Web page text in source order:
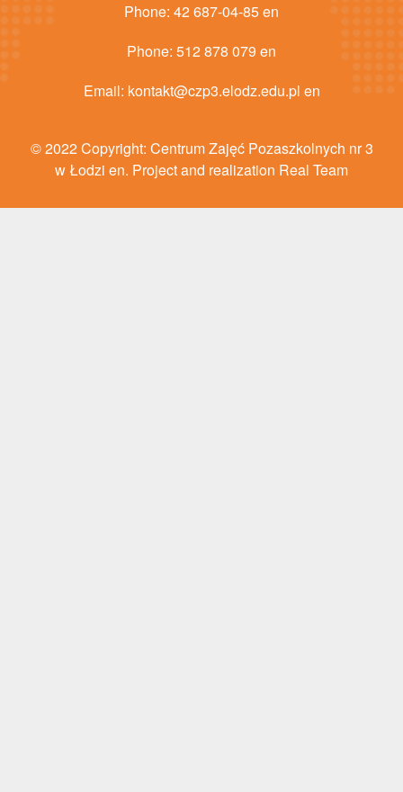
Phone: 42 687-04-85 en
Phone: 512 878 079 en
Email: kontakt@czp3.elodz.edu.pl en
© 2022 Copyright: Centrum Zajęć Pozaszkolnych nr 3
w Łodzi en. Project and realization Real Team